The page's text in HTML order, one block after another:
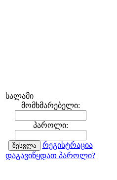
სალამი
მომხმარებელი:
პაროლი:
რეგისტრაცია
დაგავიწყდათ პაროლი?